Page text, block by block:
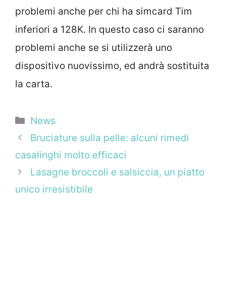
problemi anche per chi ha simcard Tim
inferiori a 128K. In questo caso ci saranno
problemi anche se si utilizzerà uno
dispositivo nuovissimo, ed andrà sostituita
la carta.
Categorie
News
Bruciature sulla pelle: alcuni rimedi
casalinghi molto efficaci
Lasagne broccoli e salsiccia, un piatto
unico irresistibile